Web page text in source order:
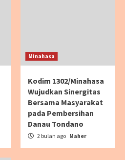
Minahasa
Kodim 1302/Minahasa
Wujudkan Sinergitas
Bersama Masyarakat
pada Pembersihan
Danau Tondano
2 bulan ago Maher